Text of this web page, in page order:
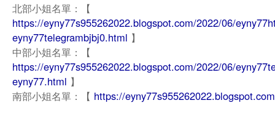
北部小姐名單：【
https://eyny77s955262022.blogspot.com/2022/06/
eyny77telegrambjbj0.html 】
中部小姐名單：【
https://eyny77s955262022.blogspot.com/2022/06/
eyny77.html 】
南部小姐名單：【 https://